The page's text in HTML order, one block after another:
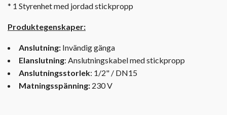
* 1 Styrenhet med jordad stickpropp
Produktegenskaper:
Anslutning: Invändig gänga
Elanslutning: Anslutningskabel med stickpropp
Anslutningsstorlek: 1/2" / DN15
Matningsspänning: 230V